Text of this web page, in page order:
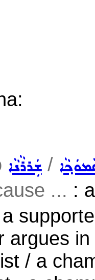
ܫܲܪܪܵܢܵܐ /
... :
argues
/ a